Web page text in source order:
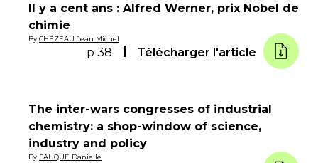
Il y a cent ans : Alfred Werner, prix Nobel de
chimie
By CHÉZEAU Jean Michel
p 38 Télécharger l'article
The inter-wars congresses of industrial
chemistry: a shop-window of science,
industry and policy
By FAUQUE Danielle